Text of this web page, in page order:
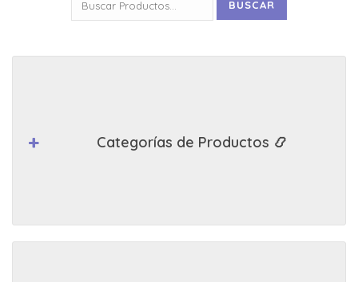
por:
BUSCAR
Categorías de Productos 📿